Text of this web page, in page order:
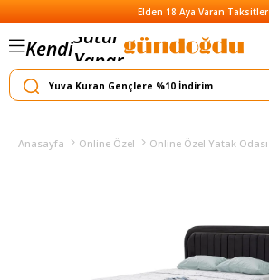
Elden 18 Aya Varan Taksitler
Kendi
Satar
Yapar
Anasayfa Online Özel Online Özel Yatak Odası